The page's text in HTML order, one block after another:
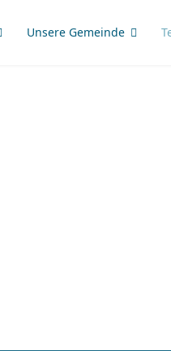
Unsere Gemeinde